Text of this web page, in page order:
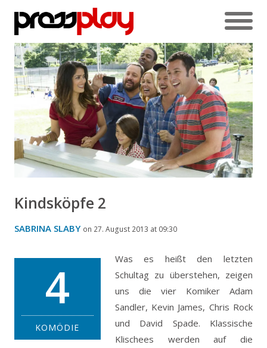
Kindsköpfe 2
SABRINA SLABY on 27. August 2013 at 09:30
4
KOMÖDIE
Was es heißt den letzten
Schultag zu überstehen, zeigen
uns die vier Komiker Adam
Sandler, Kevin James, Chris Rock
und David Spade. Klassische
Klischees werden auf die